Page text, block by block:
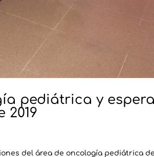
pediátrica y
del área de oncología pediátrica